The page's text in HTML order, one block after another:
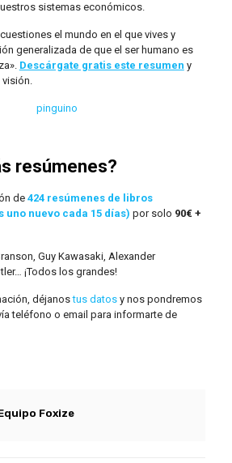
sistemas económicos.
el mundo en el que vives y
generalizada de que el ser humano es
Descárgate gratis este resumen y
visión.
resúmenes?
de 424 resúmenes de libros
nuevo cada 15 días) por solo 90€ +
Guy Kawasaki, Alexander
¡Todos los grandes!
déjanostus datosy nos pondremos
teléfono o email para informarte de
Foxize